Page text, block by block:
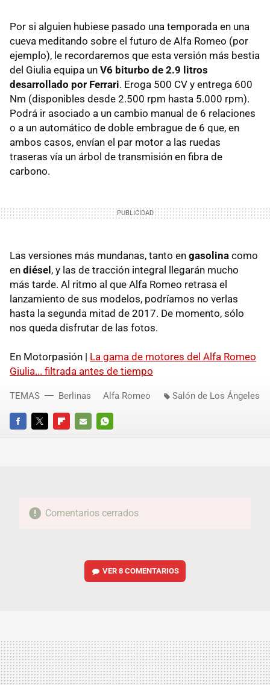
Por si alguien hubiese pasado una temporada en una
cueva meditando sobre el futuro de Alfa Romeo (por
ejemplo), le recordaremos que esta versión más bestia
del Giulia equipa un V6 biturbo de 2.9 litros
desarrollado por Ferrari. Eroga 500 CV y entrega 600
Nm (disponibles desde 2.500 rpm hasta 5.000 rpm).
Podrá ir asociado a un cambio manual de 6 relaciones
o a un automático de doble embrague de 6 que, en
ambos casos, envían el par motor a las ruedas
traseras vía un árbol de transmisión en fibra de
carbono.
Las versiones más mundanas, tanto en gasolina como
en diésel, y las de tracción integral llegarán mucho
más tarde. Al ritmo al que Alfa Romeo retrasa el
lanzamiento de sus modelos, podríamos no verlas
hasta la segunda mitad de 2017. De momento, sólo
nos queda disfrutar de las fotos.
En Motorpasión | La gama de motores del Alfa Romeo
Giulia... filtrada antes de tiempo
FACEBOOKTWITTERFLIPBOARD
E-
WHATSAPP
TEMAS Berlinas Alfa Romeo Salón de Los Ángeles
Comentarios cerrados
VER8 COMENTARIOS